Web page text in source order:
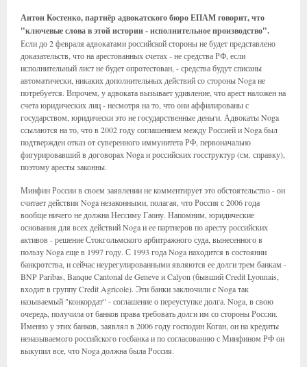
Антон Костенко, партнёр адвокатского бюро ЕПАМ говорит, что
"ключевые слова в этой истории - исполнительное производство".
Если до 2 февраля адвокатами российской стороны не будет представлено
доказательств, что на арестованных счетах - не средства РФ, если
исполнительный лист не будет опротестован, - средства будут списаны
автоматически, никаких дополнительных действий со стороны Noga не
потребуется. Впрочем, у адвоката вызывает удивление, что арест наложен на
счета юридических лиц - несмотря на то, что они аффилированы с
государством, юридически это не государственные деньги. Адвокаты Noga
ссылаются на то, что в 2002 году соглашением между Россией и Noga был
подтвержден отказ от суверенного иммунитета РФ, первоначально
фигурировавший в договорах Noga и российских госструктур (см. справку),
поэтому аресты законны.
Минфин России в своем заявлении не комментирует это обстоятельство - он
считает действия Noga незаконными, полагая, что Россия с 2006 года
вообще ничего не должна Нессиму Гаону. Напомним, юридические
основания для всех действий Noga и ее партнеров по аресту российских
активов - решение Стокгольмского арбитражного суда, вынесенного в
пользу Noga еще в 1997 году. С 1993 года Noga находится в состоянии
банкротства, и сейчас неурегулированными являются ее долги трем банкам -
BNP Paribas, Banque Cantonal de Geneve и Calyon (бывший Credit Lyonnais,
входит в группу Credit Agricole). Эти банки заключили с Noga так
называемый "конкордат" - соглашение о переуступке долга. Noga, в свою
очередь, получила от банков права требовать долги им со стороны России.
Именно у этих банков, заявлял в 2006 году господин Коган, он на кредиты
неназываемого российского госбанка и по согласованию с Минфином РФ он
выкупил все, что Noga должна была Россия.